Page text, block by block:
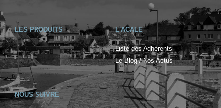
LES PRODUITS L'ACALE
Liste des Adhérents
Le Blog / Nos Actus
NOUS SUIVRE